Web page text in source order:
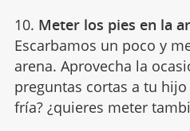
10. Meter los pies en la
Escarbamos un poco y
arena. Aprovecha la
preguntas cortas a tu hijo
fría? ¿quieres meter